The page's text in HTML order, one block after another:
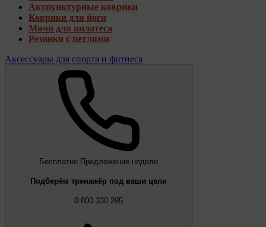
Акупунктурные коврики
Коврики для йоги
Мячи для пилатеса
Резинки с петлями
Аксессуары для спорта и фитнеса
Бесплатно Предложение недели
Подберём тренажёр под ваши цели
0 800 330 295